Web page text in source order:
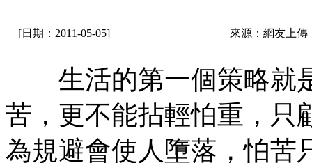
[日期：2011-05-05] 來源：網友上
生活的第一個策略就
苦，更不能拈輕怕重，只
為規避會使人墮落，怕苦